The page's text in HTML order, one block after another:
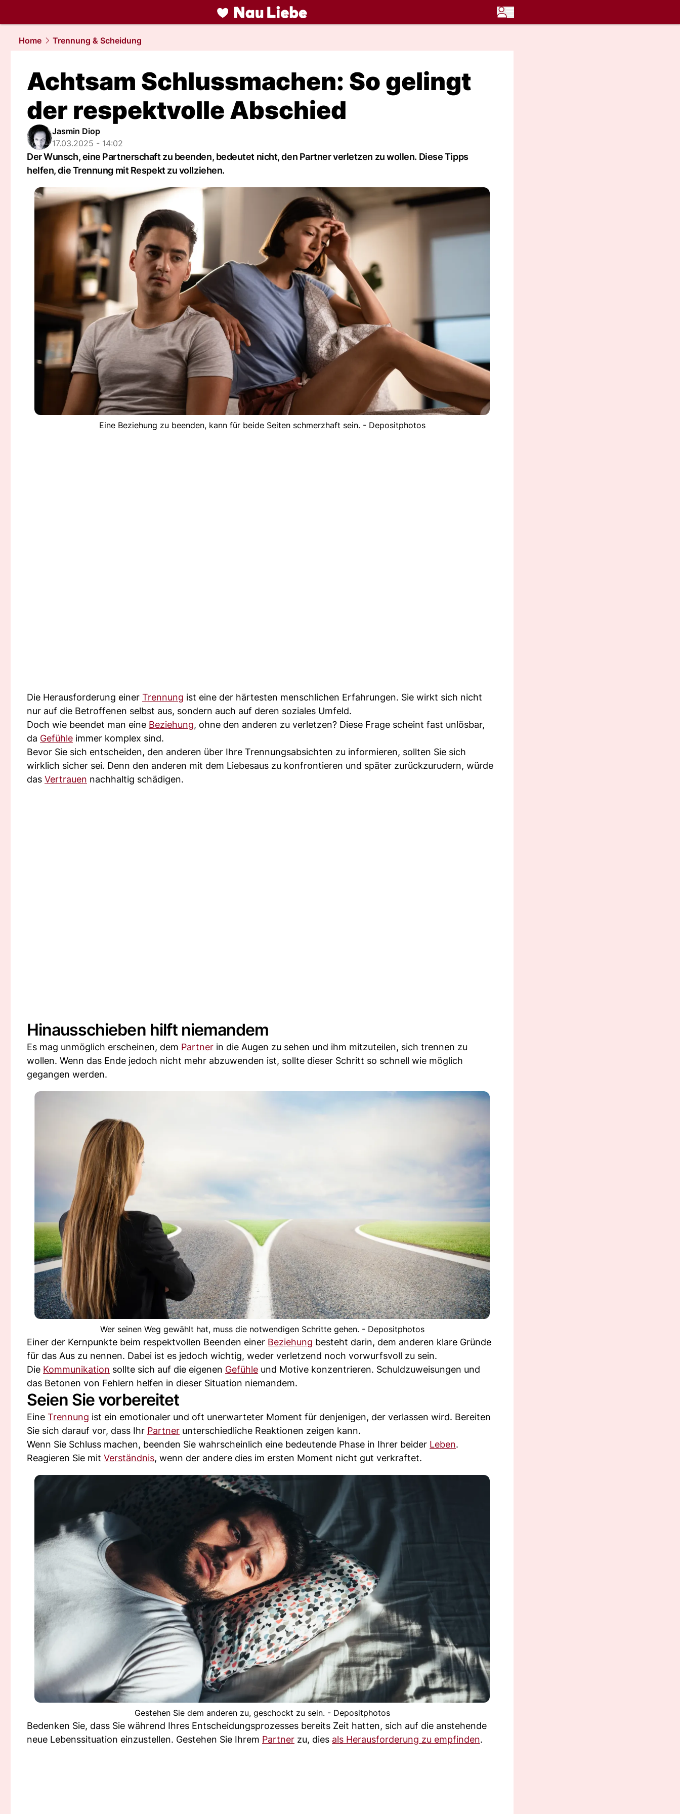
liebe.NAU.ch
Home
Trennung & Scheidung
Achtsam Schlussmachen: So gelingt
der respektvolle Abschied
Jasmin Diop
17.03.2025 - 14:02
Der Wunsch, eine Partnerschaft zu beenden, bedeutet nicht, den Partner verletzen zu wollen. Diese Tipps
helfen, die Trennung mit Respekt zu vollziehen.
Eine Beziehung zu beenden, kann für beide Seiten schmerzhaft sein. - Depositphotos
Die Herausforderung einer Trennung ist eine der härtesten menschlichen Erfahrungen. Sie wirkt sich nicht
nur auf die Betroffenen selbst aus, sondern auch auf deren soziales Umfeld.
Doch wie beendet man eine Beziehung, ohne den anderen zu verletzen? Diese Frage scheint fast unlösbar,
da Gefühle immer komplex sind.
Bevor Sie sich entscheiden, den anderen über Ihre Trennungsabsichten zu informieren, sollten Sie sich
wirklich sicher sei. Denn den anderen mit dem Liebesaus zu konfrontieren und später zurückzurudern, würde
das Vertrauen nachhaltig schädigen.
Hinausschieben hilft niemandem
Es mag unmöglich erscheinen, dem Partner in die Augen zu sehen und ihm mitzuteilen, sich trennen zu
wollen. Wenn das Ende jedoch nicht mehr abzuwenden ist, sollte dieser Schritt so schnell wie möglich
gegangen werden.
Wer seinen Weg gewählt hat, muss die notwendigen Schritte gehen. - Depositphotos
Einer der Kernpunkte beim respektvollen Beenden einer Beziehung besteht darin, dem anderen klare Gründe
für das Aus zu nennen. Dabei ist es jedoch wichtig, weder verletzend noch vorwurfsvoll zu sein.
Die Kommunikation sollte sich auf die eigenen Gefühle und Motive konzentrieren. Schuldzuweisungen und
das Betonen von Fehlern helfen in dieser Situation niemandem.
Seien Sie vorbereitet
Eine Trennung ist ein emotionaler und oft unerwarteter Moment für denjenigen, der verlassen wird. Bereiten
Sie sich darauf vor, dass Ihr Partner unterschiedliche Reaktionen zeigen kann.
Wenn Sie Schluss machen, beenden Sie wahrscheinlich eine bedeutende Phase in Ihrer beider Leben.
Reagieren Sie mit Verständnis, wenn der andere dies im ersten Moment nicht gut verkraftet.
Gestehen Sie dem anderen zu, geschockt zu sein. - Depositphotos
Bedenken Sie, dass Sie während Ihres Entscheidungsprozesses bereits Zeit hatten, sich auf die anstehende
neue Lebenssituation einzustellen. Gestehen Sie Ihrem Partner zu, dies als Herausforderung zu empfinden.